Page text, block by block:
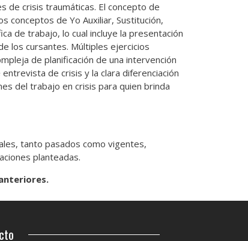
de crisis traumáticas. El concepto de
conceptos de Yo Auxiliar, Sustitución,
de trabajo, lo cual incluye la presentación
los cursantes. Múltiples ejercicios
de planificación de una intervención
de crisis y la clara diferenciación
del trabajo en crisis para quien brinda
tanto pasados como vigentes,
planteadas.